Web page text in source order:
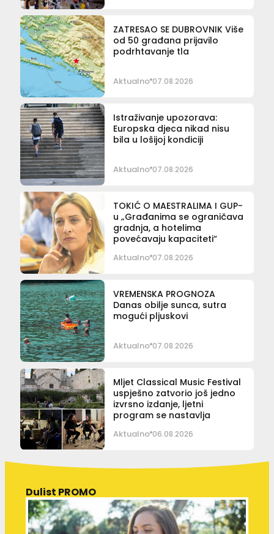
ZATRESAO SE DUBROVNIK Više
od 50 građana prijavilo
podrhtavanje tla
Aktualno 07.08.2026
Istraživanje upozorava:
Europska djeca nikad nisu
bila u lošijoj kondiciji
Aktualno 07.08.2026
TOKIĆ O MAESTRALIMA I GUP-
u „Građanima se ograničava
gradnja, a hotelima
povećavaju kapaciteti“
Aktualno 07.08.2026
VREMENSKA PROGNOZA
Danas obilje sunca, sutra
mogući pljuskovi
Aktualno 07.08.2026
Mljet Classical Music Festival
uspješno zatvorio još jedno
izvrsno izdanje, ljetni
program se nastavlja
Aktualno 06.08.2026
Dulist PROMO